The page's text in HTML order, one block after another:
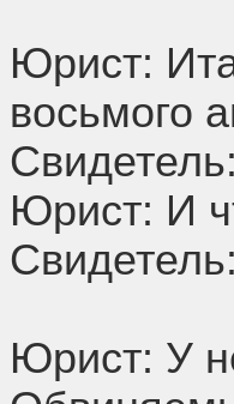
Юрист:
восьмого
Юрист: И
Юрист: У